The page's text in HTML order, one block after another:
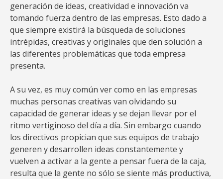
generación de ideas, creatividad e innovación va
tomando fuerza dentro de las empresas. Esto dado a
que siempre existirá la búsqueda de soluciones
intrépidas, creativas y originales que den solución a
las diferentes problemáticas que toda empresa
presenta.
A su vez, es muy común ver como en las empresas
muchas personas creativas van olvidando su
capacidad de generar ideas y se dejan llevar por el
ritmo vertiginoso del día a día. Sin embargo cuando
los directivos propician que sus equipos de trabajo
generen y desarrollen ideas constantemente y
vuelven a activar a la gente a pensar fuera de la caja,
resulta que la gente no sólo se siente más productiva,